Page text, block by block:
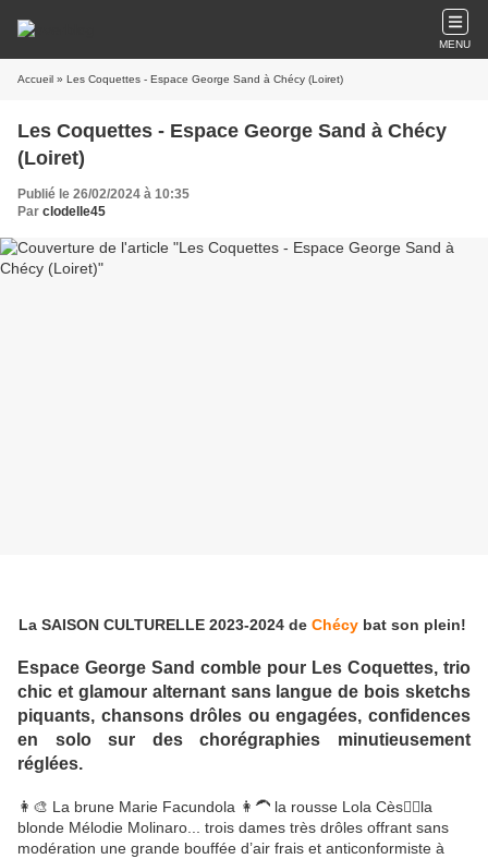
MENU
Accueil » Les Coquettes - Espace George Sand à Chécy (Loiret)
Les Coquettes - Espace George Sand à Chécy
(Loiret)
Publié le 26/02/2024 à 10:35
Par clodelle45
La SAISON CULTURELLE 2023-2024 de Chécy bat son plein!
Espace George Sand comble pour Les Coquettes, trio
chic et glamour alternant sans langue de bois sketchs
piquants, chansons drôles ou engagées, confidences
en solo sur des chorégraphies minutieusement
réglées.
👩‍🎨 La brune Marie Facundola 👩‍🦱 la rousse Lola Cès👱‍♀️la
blonde Mélodie Molinaro... trois dames très drôles offrant sans
modération une grande bouffée d’air frais et anticonformiste à